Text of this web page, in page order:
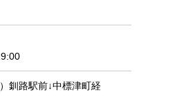
釧路駅前↓中標津町経